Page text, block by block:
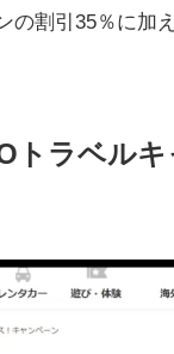
の割引35％に加
トラベル